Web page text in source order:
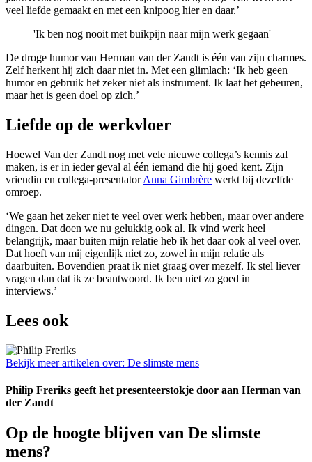
veel liefde gemaakt en met een knipoog hier en daar.’
'Ik ben nog nooit met buikpijn naar mijn werk gegaan'
De droge humor van Herman van der Zandt is één van zijn charmes.
Zelf herkent hij zich daar niet in. Met een glimlach: ‘Ik heb geen
humor en gebruik het zeker niet als instrument. Ik laat het gebeuren,
maar het is geen doel op zich.’
Liefde op de werkvloer
Hoewel Van der Zandt nog met vele nieuwe collega’s kennis zal
maken, is er in ieder geval al één iemand die hij goed kent. Zijn
vriendin en collega-presentatorAnna Gimbrère werkt bij dezelfde
omroep.
‘We gaan het zeker niet te veel over werk hebben, maar over andere
dingen. Dat doen we nu gelukkig ook al. Ik vind werk heel
belangrijk, maar buiten mijn relatie heb ik het daar ook al veel over.
Dat hoeft van mij eigenlijk niet zo, zowel in mijn relatie als
daarbuiten. Bovendien praat ik niet graag over mezelf. Ik stel liever
vragen dan dat ik ze beantwoord. Ik ben niet zo goed in
interviews.’
Lees ook
Bekijk meer artikelen over: De slimste mens
Philip Freriks geeft het presenteerstokje door aan Herman van
der Zandt
Op de hoogte blijven van De slimste
mens?